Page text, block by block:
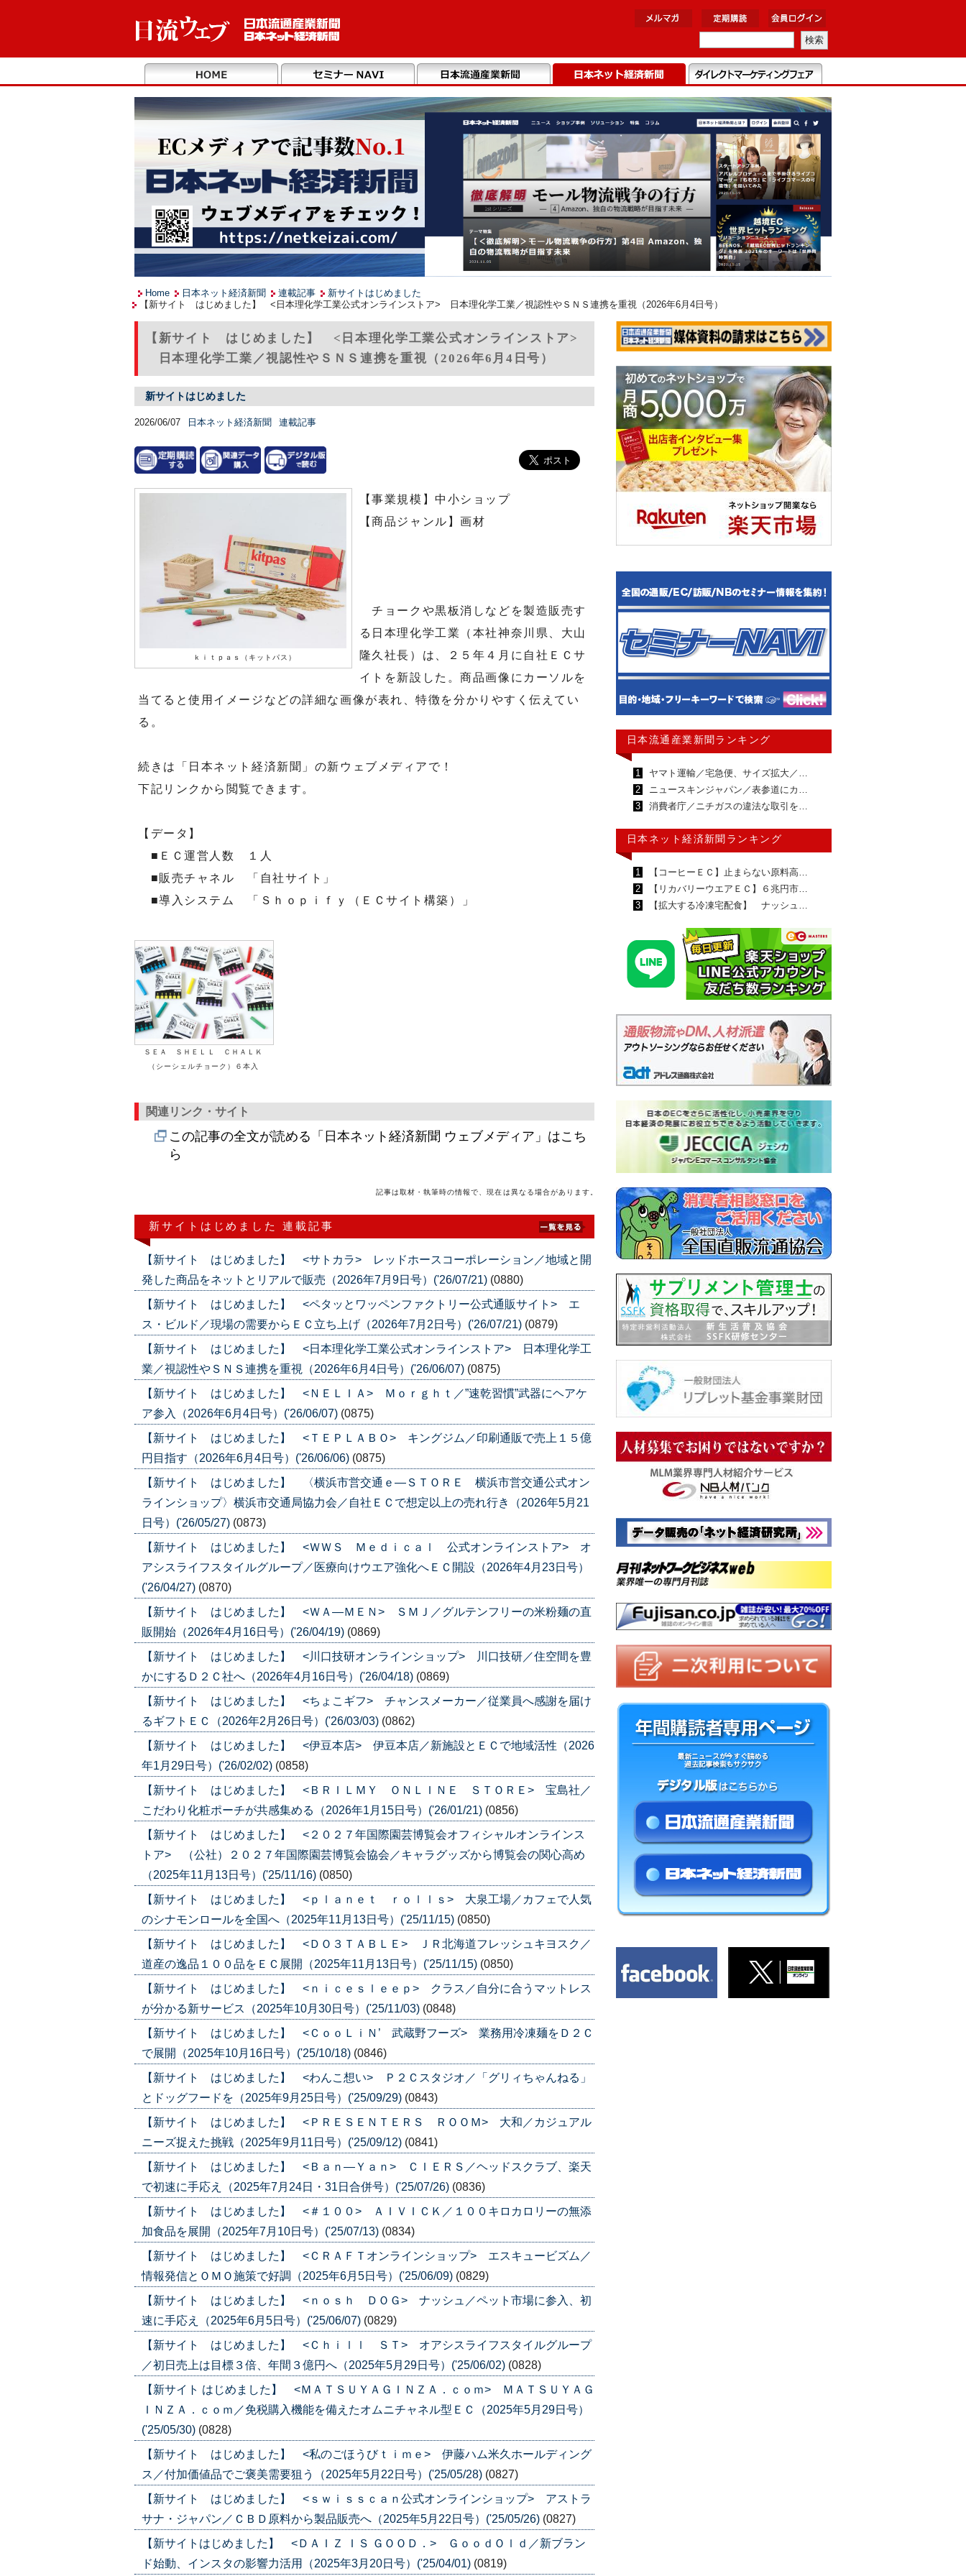
Home 日本ネット経済新聞 連載記事
新サイトはじめました
【新サイト はじめました】 <日本理化学工業公式オンラインストア> 日本理化学工業／視認性やＳＮＳ連携を重視（2026年6月4日号）
【新サイト はじめました】 <日本理化学工業公式オンラインストア>
日本理化学工業／視認性やＳＮＳ連携を重視（2026年6月4日号）
新サイトはじめました
2026/06/07 日本ネット経済新聞 連載記事
ｋｉｔｐａｓ（キットパス）
【事業規模】中小ショップ
【商品ジャンル】画材
チョークや黒板消しなどを製造販売す
る日本理化学工業（本社神奈川県、大山
隆久社長）は、２５年４月に自社ＥＣサ
イトを新設した。商品画像にカーソルを
当てると使用イメージなどの詳細な画像が表れ、特徴を分かりやすく伝えてい
る。
続きは「日本ネット経済新聞」の新ウェブメディアで！
下記リンクから閲覧できます。
【データ】
■ＥＣ運営人数 １人
■販売チャネル 「自社サイト」
■導入システム 「Ｓｈｏｐｉｆｙ（ＥＣサイト構築）」
ＳＥＡ ＳＨＥＬＬ ＣＨＡＬＫ
（シーシェルチョーク）６本入
関連リンク・サイト
この記事の全文が読める「日本ネット経済新聞 ウェブメディア」はこち
ら
記事は取材・執筆時の情報で、現在は異なる場合があります。
新サイトはじめました 連載記事
【新サイト はじめました】 <サトカラ> レッドホースコーポレーション／地域と開
発した商品をネットとリアルで販売（2026年7月9日号）('26/07/21) (0880)
【新サイト はじめました】 <ペタッとワッペンファクトリー公式通販サイト> エ
ス・ビルド／現場の需要からＥＣ立ち上げ（2026年7月2日号）('26/07/21) (0879)
【新サイト はじめました】 <日本理化学工業公式オンラインストア> 日本理化学工
業／視認性やＳＮＳ連携を重視（2026年6月4日号）('26/06/07) (0875)
【新サイト はじめました】 <ＮＥＬＩＡ> Ｍｏｒｇｈｔ／”速乾習慣”武器にヘアケ
ア参入（2026年6月4日号）('26/06/07) (0875)
【新サイト はじめました】 <ＴＥＰＬＡＢＯ> キングジム／印刷通販で売上１５億
円目指す（2026年6月4日号）('26/06/06) (0875)
【新サイト はじめました】 〈横浜市営交通ｅ―ＳＴＯＲＥ 横浜市営交通公式オン
ラインショップ〉横浜市交通局協力会／自社ＥＣで想定以上の売れ行き（2026年5月21
日号）('26/05/27) (0873)
【新サイト はじめました】 <ＷＷＳ Ｍｅｄｉｃａｌ 公式オンラインストア> オ
アシスライフスタイルグループ／医療向けウエア強化へＥＣ開設（2026年4月23日号）
('26/04/27) (0870)
【新サイト はじめました】 <ＷＡ―ＭＥＮ> ＳＭＪ／グルテンフリーの米粉麺の直
販開始（2026年4月16日号）('26/04/19) (0869)
【新サイト はじめました】 <川口技研オンラインショップ> 川口技研／住空間を豊
かにするＤ２Ｃ社へ（2026年4月16日号）('26/04/18) (0869)
【新サイト はじめました】 <ちょこギフ> チャンスメーカー／従業員へ感謝を届け
るギフトＥＣ（2026年2月26日号）('26/03/03) (0862)
【新サイト はじめました】 <伊豆本店> 伊豆本店／新施設とＥＣで地域活性（2026
年1月29日号）('26/02/02) (0858)
【新サイト はじめました】 <ＢＲＩＬＭＹ ＯＮＬＩＮＥ ＳＴＯＲＥ> 宝島社／
こだわり化粧ポーチが共感集める（2026年1月15日号）('26/01/21) (0856)
【新サイト はじめました】 <２０２７年国際園芸博覧会オフィシャルオンラインス
トア> （公社）２０２７年国際園芸博覧会協会／キャラグッズから博覧会の関心高め
（2025年11月13日号）('25/11/16) (0850)
【新サイト はじめました】 <ｐｌａｎｅｔ ｒｏｌｌｓ> 大泉工場／カフェで人気
のシナモンロールを全国へ（2025年11月13日号）('25/11/15) (0850)
【新サイト はじめました】 <ＤＯ３ＴＡＢＬＥ> ＪＲ北海道フレッシュキヨスク／
道産の逸品１００品をＥＣ展開（2025年11月13日号）('25/11/15) (0850)
【新サイト はじめました】 <ｎｉｃｅｓｌｅｅｐ> クラス／自分に合うマットレス
が分かる新サービス（2025年10月30日号）('25/11/03) (0848)
【新サイト はじめました】 <ＣｏｏＬｉＮ’ 武蔵野フーズ> 業務用冷凍麺をＤ２Ｃ
で展開（2025年10月16日号）('25/10/18) (0846)
【新サイト はじめました】 <わんこ想い> Ｐ２Ｃスタジオ／「グリィちゃんねる」
とドッグフードを（2025年9月25日号）('25/09/29) (0843)
【新サイト はじめました】 <ＰＲＥＳＥＮＴＥＲＳ ＲＯＯＭ> 大和／カジュアル
ニーズ捉えた挑戦（2025年9月11日号）('25/09/12) (0841)
【新サイト はじめました】 <Ｂａｎ―Ｙａｎ> ＣＩＥＲＳ／ヘッドスクラブ、楽天
で初速に手応え（2025年7月24日・31日合併号）('25/07/26) (0836)
【新サイト はじめました】 <＃１００> ＡＩＶＩＣＫ／１００キロカロリーの無添
加食品を展開（2025年7月10日号）('25/07/13) (0834)
【新サイト はじめました】 <ＣＲＡＦＴオンラインショップ> エスキュービズム／
情報発信とＯＭＯ施策で好調（2025年6月5日号）('25/06/09) (0829)
【新サイト はじめました】 <ｎｏｓｈ ＤＯＧ> ナッシュ／ペット市場に参入、初
速に手応え（2025年6月5日号）('25/06/07) (0829)
【新サイト はじめました】 <Ｃｈｉｌｌ ＳＴ> オアシスライフスタイルグループ
／初日売上は目標３倍、年間３億円へ（2025年5月29日号）('25/06/02) (0828)
【新サイト はじめました】 <ＭＡＴＳＵＹＡＧＩＮＺＡ．ｃｏｍ> ＭＡＴＳＵＹＡＧ
ＩＮＺＡ．ｃｏｍ／免税購入機能を備えたオムニチャネル型ＥＣ（2025年5月29日号）
('25/05/30) (0828)
【新サイト はじめました】 <私のごほうびｔｉｍｅ> 伊藤ハム米久ホールディング
ス／付加価値品でご褒美需要狙う（2025年5月22日号）('25/05/28) (0827)
【新サイト はじめました】 <ｓｗｉｓｓｃａｎ公式オンラインショップ> アストラ
サナ・ジャパン／ＣＢＤ原料から製品販売へ（2025年5月22日号）('25/05/26) (0827)
【新サイトはじめました】 <ＤＡＩＺ ＩＳ ＧＯＯＤ．> ＧｏｏｄＯｌｄ／新ブラン
ド始動、インスタの影響力活用（2025年3月20日号）('25/04/01) (0819)
日本流通産業新聞ランキング
1
ヤマト運輸／宅急便、サイズ拡大／…
2
ニュースキンジャパン／表参道にカ…
3
消費者庁／ニチガスの違法な取引を…
日本ネット経済新聞ランキング
1
【コーヒーＥＣ】止まらない原料高…
2
【リカバリーウエアＥＣ】６兆円市…
3
【拡大する冷凍宅配食】 ナッシュ…